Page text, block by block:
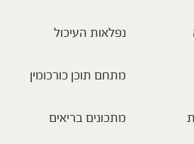
נפלאות העיכול
מתחם תוכן כורכומין
מתכונים בריאים